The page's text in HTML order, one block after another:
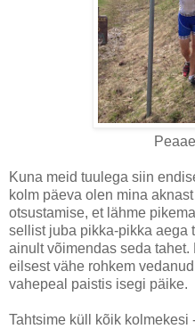
Kuna meid tuulega siin
kolm päeva olen mina
otsustamise, et lähme
sellist juba pikka-pikka aega
ainult võimendas seda
eilsest vähe rohkem
vahepeal paistis isegi päike.
Tahtsime küll kõik kolmekesi